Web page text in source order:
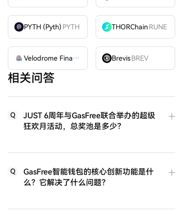
PYTH (Pyth) PYTH THORChain RUNE
Velodrome Finance VELODROME
Brevis BREV
相关问答
Q
JUST 6周年与GasFree联合举办的超级
狂欢月活动，总奖池是多少？
Q
GasFree智能钱包的核心创新功能是什
么？它解决了什么问题？